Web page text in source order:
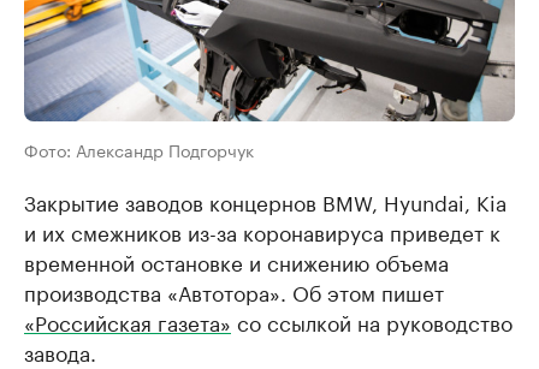
Фото: Александр Подгорчук
Закрытие заводов концернов BMW, Hyundai, Kia
и их смежников из-за коронавируса приведет к
временной остановке и снижению объема
производства «Автотора». Об этом пишет
«Российская газета» со ссылкой на руководство
завода.